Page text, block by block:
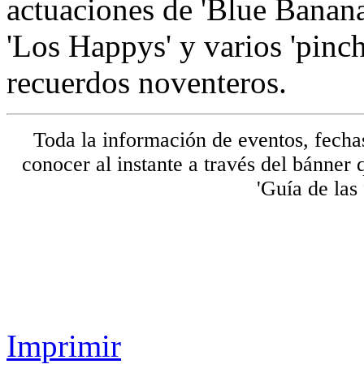
actuaciones de 'Blue
'Los Happys' y varios
recuerdos noventeros.
Toda la información de eventos,
conocer al instante a través del
'Guía de las
Imprimir